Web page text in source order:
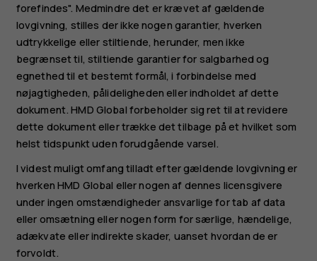
forefindes". Medmindre det er krævet af gældende
lovgivning, stilles der ikke nogen garantier, hverken
udtrykkelige eller stiltiende, herunder, men ikke
begrænset til, stiltiende garantier for salgbarhed og
egnethed til et bestemt formål, i forbindelse med
nøjagtigheden, pålideligheden eller indholdet af dette
dokument. HMD Global forbeholder sig ret til at revidere
dette dokument eller trække det tilbage på et hvilket som
helst tidspunkt uden forudgående varsel.
I videst muligt omfang tilladt efter gældende lovgivning er
hverken HMD Global eller nogen af dennes licensgivere
under ingen omstændigheder ansvarlige for tab af data
eller omsætning eller nogen form for særlige, hændelige,
adækvate eller indirekte skader, uanset hvordan de er
forvoldt.